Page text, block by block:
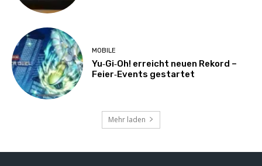
MOBILE
Yu‑Gi‑Oh! erreicht neuen Rekord –
Feier‑Events gestartet
Mehr laden